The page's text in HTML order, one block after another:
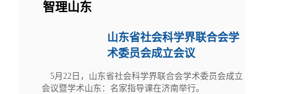
智理山东
山东省社会科学界联合会学
术委员会成立会议
5月22日，山东省社会科学界联合会学术委员会成立
会议暨学术山东：名家指导课在济南举行。